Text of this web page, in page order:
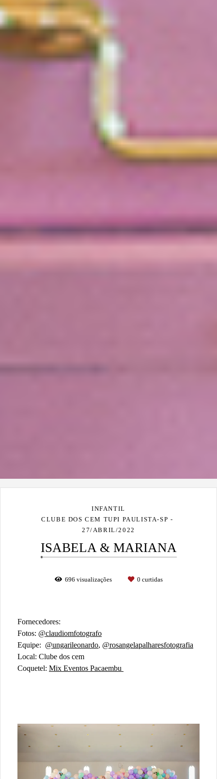
INFANTIL
CLUBE DOS CEM TUPI PAULISTA-SP
27/ABRIL/2022
ISABELA & MARIANA
696 visualizações 0 curtidas
Fornecedores:
Fotos: @claudiomfotografo
Equipe: @ungarileonardo, @rosangelapalharesfotografia
Local: Clube dos cem
Coquetel: Mix Eventos Pacaembu